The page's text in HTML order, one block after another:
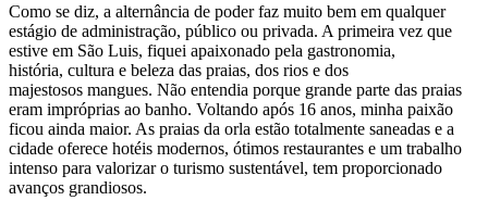
Como se diz, a alternância de poder faz muito bem em qualquer
estágio de administração, público ou privada. A primeira vez que
estive em São Luis, fiquei apaixonado pela gastronomia,
história, cultura e beleza das praias, dos rios e dos
majestosos mangues. Não entendia porque grande parte das praias
eram impróprias ao banho. Voltando após 16 anos, minha paixão
ficou ainda maior. As praias da orla estão totalmente saneadas e a
cidade oferece hotéis modernos, ótimos restaurantes e um trabalho
intenso para valorizar o turismo sustentável, tem proporcionado
avanços grandiosos.